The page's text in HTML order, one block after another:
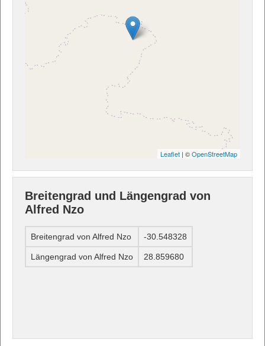
Leaflet | ©OpenStreetMap
Breitengrad und Längengrad von
Alfred Nzo
Breitengrad von Alfred Nzo -30.548328
Längengrad von Alfred Nzo 28.859680